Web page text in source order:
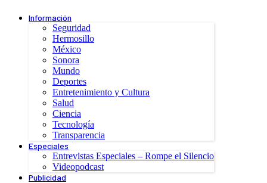
Información
Seguridad
Hermosillo
México
Sonora
Mundo
Deportes
Entretenimiento y Cultura
Salud
Ciencia
Tecnología
Transparencia
Especiales
Entrevistas Especiales – Rompe el Silencio
Videopodcast
Publicidad